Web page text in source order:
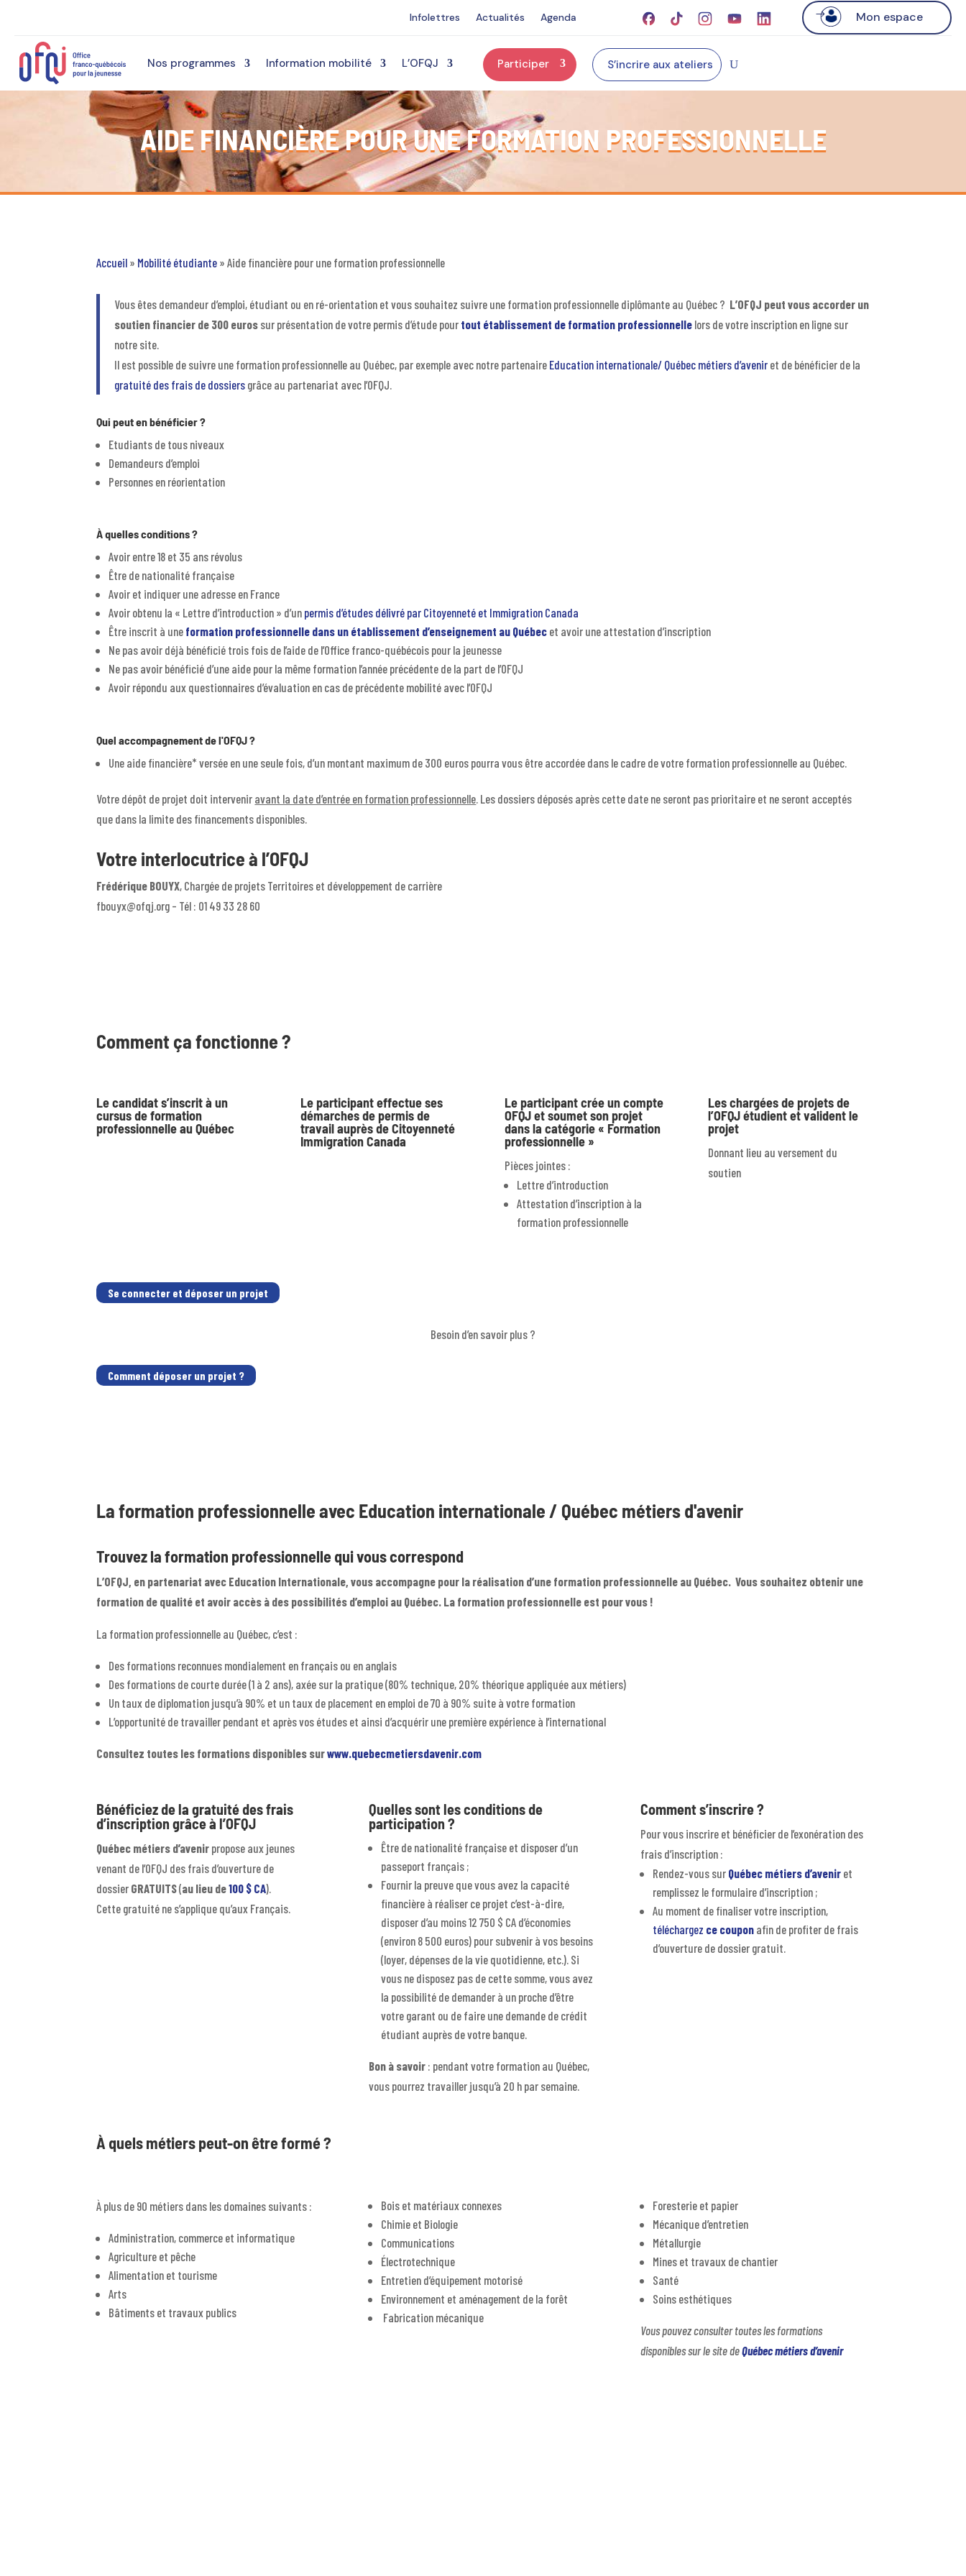
Infolettres Actualités Agenda Mon espace
Nos programmes Information mobilité L’OFQJ Participer S’incrire aux ateliers
AIDE FINANCIÈRE POUR UNE FORMATION PROFESSIONNELLE
Accueil » Mobilité étudiante »Aide financière pour une formation professionnelle
Vous êtes demandeur d’emploi, étudiant ou en ré-orientation et vous souhaitez suivre une formation professionnelle diplômante au Québec ? L’OFQJ peut vous accorder un
soutien financier de 300 euros sur présentation de votre permis d’étude pour tout établissement de formation professionnelle lors de votre inscription en ligne sur
notre site.
Il est possible de suivre une formation professionnelle au Québec, par exemple avec notre partenaire Education internationale/ Québec métiers d’avenir et de bénéficier de la
gratuité des frais de dossiers grâce au partenariat avec l’OFQJ.
Qui peut en bénéficier ?
Etudiants de tous niveaux
Demandeurs d’emploi
Personnes en réorientation
À quelles conditions ?
Avoir entre 18 et 35 ans révolus
Être de nationalité française
Avoir et indiquer une adresse en France
Avoir obtenu la « Lettre d’introduction » d’un permis d’études délivré par Citoyenneté et Immigration Canada
Être inscrit à une formation professionnelle dans un établissement d’enseignement au Québec et avoir une attestation d’inscription
Ne pas avoir déjà bénéficié trois fois de l’aide de l’Office franco-québécois pour la jeunesse
Ne pas avoir bénéficié d’une aide pour la même formation l’année précédente de la part de l’OFQJ
Avoir répondu aux questionnaires d’évaluation en cas de précédente mobilité avec l’OFQJ
Quel accompagnement de l'OFQJ ?
Une aide financière* versée en une seule fois, d’un montant maximum de 300 euros pourra vous être accordée dans le cadre de votre formation professionnelle au Québec.
Votre dépôt de projet doit intervenir avant la date d’entrée en formation professionnelle . Les dossiers déposés après cette date ne seront pas prioritaire et ne seront acceptés
que dans la limite des financements disponibles.
Votre interlocutrice à l’OFQJ
Frédérique BOUYX, Chargée de projets Territoires et développement de carrière
fbouyx@ofqj.org – Tél : 01 49 33 28 60
Comment ça fonctionne ?
Le candidat s’inscrit à un
cursus de formation
professionnelle au Québec
Le participant effectue ses
démarches de permis de
travail auprès de Citoyenneté
Immigration Canada
Le participant crée un compte
OFQJ et soumet son projet
dans la catégorie « Formation
professionnelle »
Pièces jointes :
Lettre d’introduction
Attestation d’inscription à la
formation professionnelle
Les chargées de projets de
l’OFQJ étudient et valident le
projet
Donnant lieu au versement du
soutien
Se connecter et déposer un projet
Besoin d’en savoir plus ?
Comment déposer un projet ?
La formation professionnelle avec Education internationale / Québec métiers d'avenir
Trouvez la formation professionnelle qui vous correspond
L’OFQJ, en partenariat avec Education Internationale, vous accompagne pour la réalisation d’une formation professionnelle au Québec.Vous souhaitez obtenir une
formation de qualité et avoir accès à des possibilités d’emploi au Québec. La formation professionnelle est pour vous !
La formation professionnelle au Québec, c’est :
Des formations reconnues mondialement en français ou en anglais
Des formations de courte durée (1 à 2 ans), axée sur la pratique (80% technique, 20% théorique appliquée aux métiers)
Un taux de diplomation jusqu’à 90% et un taux de placement en emploi de 70 à 90% suite à votre formation
L’opportunité de travailler pendant et après vos études et ainsi d’acquérir une première expérience à l’international
Consultez toutes les formations disponibles surwww.quebecmetiersdavenir.com
Bénéficiez de la gratuité des frais
d’inscription grâce à l’OFQJ
Québec métiers d’avenir propose aux jeunes
venant de l’OFQJ des frais d’ouverture de
dossier GRATUITS(au lieu de100 $ CA).
Cette gratuité ne s’applique qu’aux Français.
Quelles sont les conditions de
participation ?
Être de nationalité française et disposer d’un
passeport français ;
Fournir la preuve que vous avez la capacité
financière à réaliser ce projet c’est-à-dire,
disposer d’au moins 12 750 $ CA d’économies
(environ 8 500 euros) pour subvenir à vos besoins
(loyer, dépenses de la vie quotidienne, etc.). Si
vous ne disposez pas de cette somme, vous avez
la possibilité de demander à un proche d’être
votre garant ou de faire une demande de crédit
étudiant auprès de votre banque.
Bon à savoir: pendant votre formation au Québec,
vous pourrez travailler jusqu’à 20 h par semaine.
Comment s’inscrire ?
Pour vous inscrire et bénéficier de l’exonération des
frais d’inscription :
Rendez-vous sur Québec métiers d’avenir et
remplissez le formulaire d’inscription ;
Au moment de finaliser votre inscription,
téléchargez ce coupon afin de profiter de frais
d’ouverture de dossier gratuit.
À quels métiers peut-on être formé ?
À plus de 90 métiers dans les domaines suivants :
Administration, commerce et informatique
Agriculture et pêche
Alimentation et tourisme
Arts
Bâtiments et travaux publics
Bois et matériaux connexes
Chimie et Biologie
Communications
Électrotechnique
Entretien d’équipement motorisé
Environnement et aménagement de la forêt
Fabrication mécanique
Foresterie et papier
Mécanique d’entretien
Métallurgie
Mines et travaux de chantier
Santé
Soins esthétiques
Vous pouvez consulter toutes les formations
disponibles sur le site deQuébec métiers d’avenir